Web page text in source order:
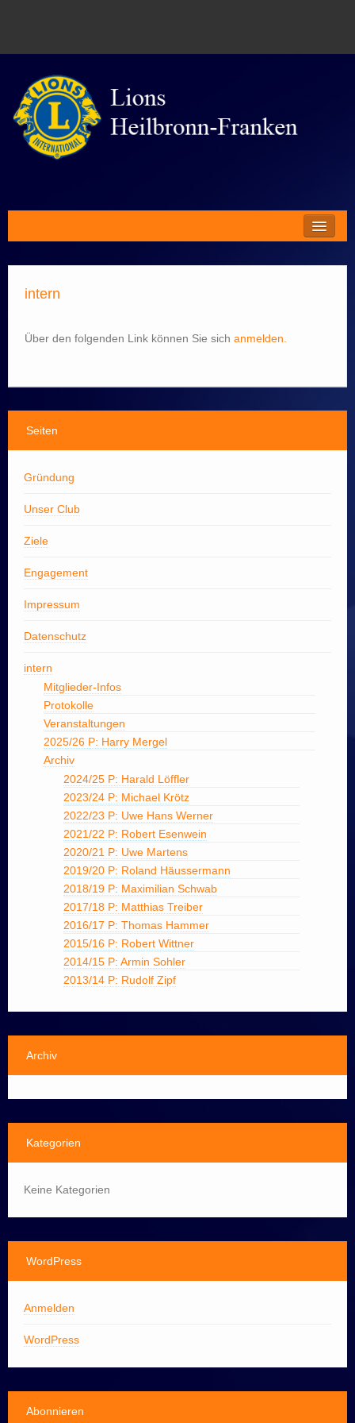
Ziele
intern
intern
Über den folgenden Link können Sie sich anmelden.
Seiten
Gründung
Unser Club
Ziele
Engagement
Impressum
Datenschutz
intern
Mitglieder-Infos
Protokolle
Veranstaltungen
2025/26 P: Harry Mergel
Archiv
2024/25 P: Harald Löffler
2023/24 P: Michael Krötz
2022/23 P: Uwe Hans Werner
2021/22 P: Robert Esenwein
2020/21 P: Uwe Martens
2019/20 P: Roland Häussermann
2018/19 P: Maximilian Schwab
2017/18 P: Matthias Treiber
2016/17 P: Thomas Hammer
2015/16 P: Robert Wittner
2014/15 P: Armin Sohler
2013/14 P: Rudolf Zipf
Archiv
Kategorien
Keine Kategorien
WordPress
Anmelden
WordPress
Abonnieren